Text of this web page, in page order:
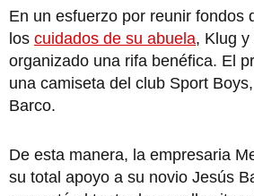
En un esfuerzo por reunir fondos
los cuidados de su abuela, Klug y
organizado una rifa benéfica. El
una camiseta del club Sport
Barco.
De esta manera, la empresaria
su total apoyo a su novio Jesús